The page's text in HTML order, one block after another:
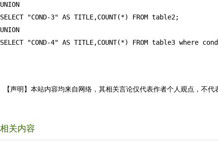
UNION
SELECT "COND-3" AS TITLE,COUNT(*) FROM table2;
UNION
【声明】本站内容均来自网络，其相关言论仅代表作者个人观点，不
相关内容